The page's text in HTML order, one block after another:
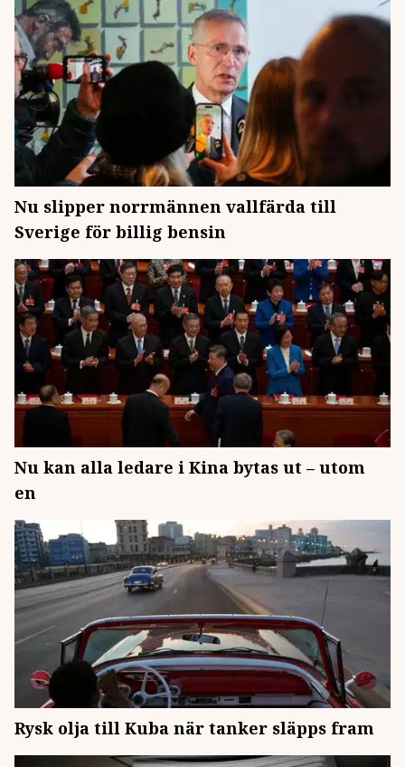
Nu slipper norrmännen vallfärda till
Sverige för billig bensin
Nu kan alla ledare i Kina bytas ut – utom
en
Rysk olja till Kuba när tanker släpps fram